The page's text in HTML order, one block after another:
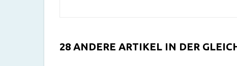
28 ANDERE ARTIKEL IN DER